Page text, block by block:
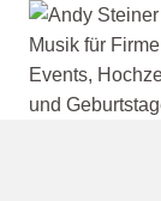
Zum
Inhalt
springen